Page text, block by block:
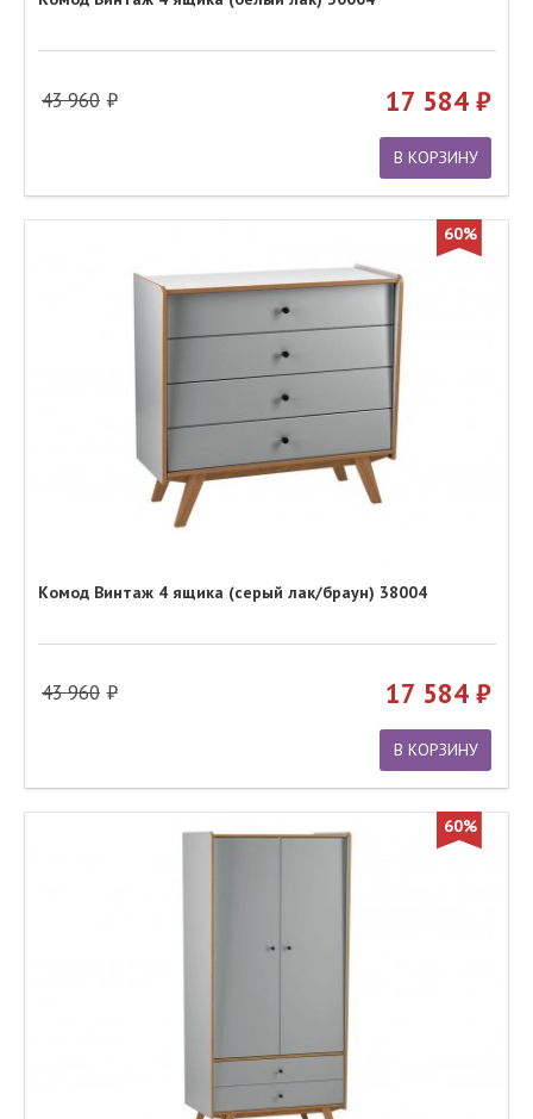
43 960 17 584
В КОРЗИНУ
60%
Комод Винтаж 4 ящика (серый лак/браун) 38004
43 960 17 584
В КОРЗИНУ
60%